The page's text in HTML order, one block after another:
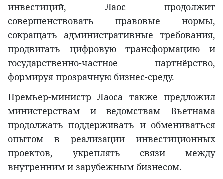
инвестиций, Лаос продолжит
совершенствовать правовые нормы,
сокращать административные требования,
продвигать цифровую трансформацию и
государственно-частное партнёрство,
формируя прозрачную бизнес-среду.
Премьер-министр Лаоса также предложил
министерствам и ведомствам Вьетнама
продолжать поддерживать и обмениваться
опытом в реализации инвестиционных
проектов, укреплять связи между
внутренним и зарубежным бизнесом.